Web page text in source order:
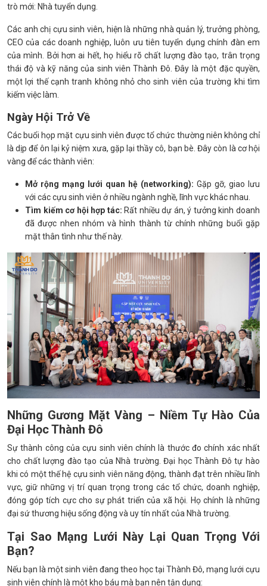
trò mới: Nhà tuyển dụng.
Các anh chị cựu sinh viên, hiện là những nhà quản lý, trưởng phòng,
CEO của các doanh nghiệp, luôn ưu tiên tuyển dụng chính đàn em
của mình. Bởi hơn ai hết, họ hiểu rõ chất lượng đào tạo, trân trọng
thái độ và kỹ năng của sinh viên Thành Đô. Đây là một đặc quyền,
một lợi thế cạnh tranh không nhỏ cho sinh viên của trường khi tìm
kiếm việc làm.
Ngày Hội Trở Về
Các buổi họp mặt cựu sinh viên được tổ chức thường niên không chỉ
là dịp để ôn lại kỷ niệm xưa, gặp lại thầy cô, bạn bè. Đây còn là cơ hội
vàng để các thành viên:
Mở rộng mạng lưới quan hệ (networking): Gặp gỡ, giao lưu
với các cựu sinh viên ở nhiều ngành nghề, lĩnh vực khác nhau.
Tìm kiếm cơ hội hợp tác: Rất nhiều dự án, ý tưởng kinh doanh
đã được nhen nhóm và hình thành từ chính những buổi gặp
mặt thân tình như thế này.
Những Gương Mặt Vàng – Niềm Tự Hào Của
Đại Học Thành Đô
Sự thành công của cựu sinh viên chính là thước đo chính xác nhất
cho chất lượng đào tạo của Nhà trường. Đại học Thành Đô tự hào
khi có một thế hệ cựu sinh viên năng động, thành đạt trên nhiều lĩnh
vực, giữ những vị trí quan trọng trong các tổ chức, doanh nghiệp,
đóng góp tích cực cho sự phát triển của xã hội. Họ chính là những
đại sứ thương hiệu sống động và uy tín nhất của Nhà trường.
Tại Sao Mạng Lưới Này Lại Quan Trọng Với
Bạn?
Nếu bạn là một sinh viên đang theo học tại Thành Đô, mạng lưới cựu
sinh viên chính là một kho báu mà bạn nên tận dụng: